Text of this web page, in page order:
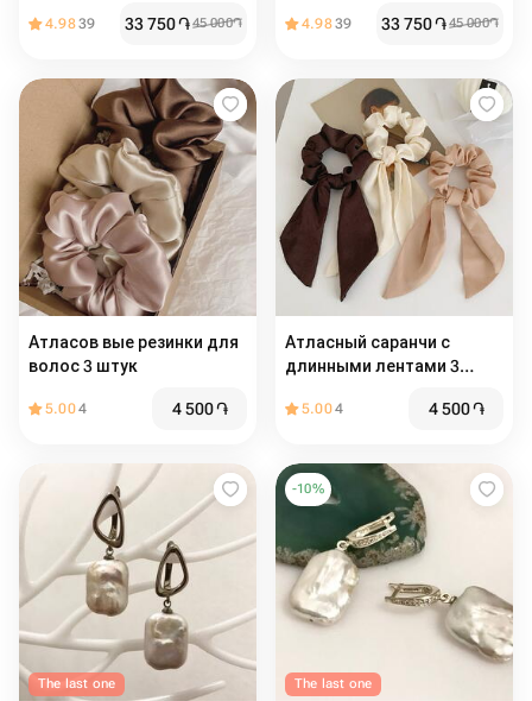
4.9839 33 750֏45 000֏ 4.9839 33 750֏45 000֏
Атласов вые резинки для
волос 3 штук
5.004 4 500֏
Атласный саранчи с
длинными лентами 3
5.004 4 500֏
The last one
-10%
The last one